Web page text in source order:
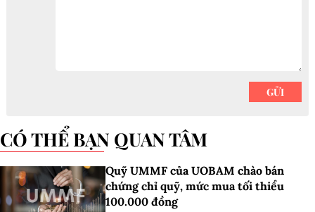
CÓ THỂ BẠN QUAN TÂM
Quỹ UMMF của UOBAM chào bán
chứng chỉ quỹ, mức mua tối thiểu
100.000 đồng